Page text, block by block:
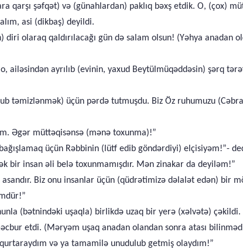
qarşı şəfqət) və (günahlardan) paklıq bəxş etdik. O, (çox)
asi (dikbaş) deyildi.
olaraq qaldırılacağı gün də salam olsun! (Yəhya anadan
ailəsindən ayrılıb (evinin, yaxud Beytülmüqəddəsin) şərq
təmizlənmək) üçün pərdə tutmuşdu. Biz Öz ruhumuzu
Əgər müttəqisənsə (mənə toxunma)!”
üçün Rəbbinin (lütf edib göndərdiyi) elçisiyəm!”-
insan əli belə toxunmamışdır. Mən zinakar da deyiləm!”
Biz onu insanlar üçün (qüdrətimizə dəlalət edən) bir
(bətnindəki uşaqla) birlikdə uzaq bir yerə (xəlvətə) çəkildi.
etdi. (Məryəm uşaq anadan olandan sonra atası
və ya tamamilə unudulub getmiş olaydım!”